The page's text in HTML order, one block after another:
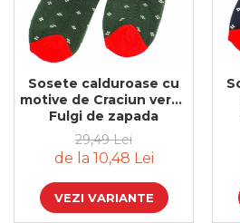
Sosete calduroase cu
motive de Craciun verzi-
Fulgi de zapada
29,49 Lei
de la 10,48 Lei
VEZI VARIANTE